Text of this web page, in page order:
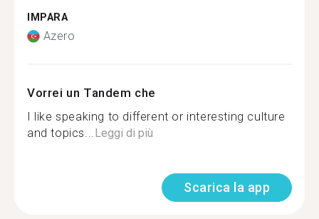
IMPARA
Azero
Vorrei un Tandem che
I like speaking to different or interesting culture
and topics...Leggi di più
Scarica la app